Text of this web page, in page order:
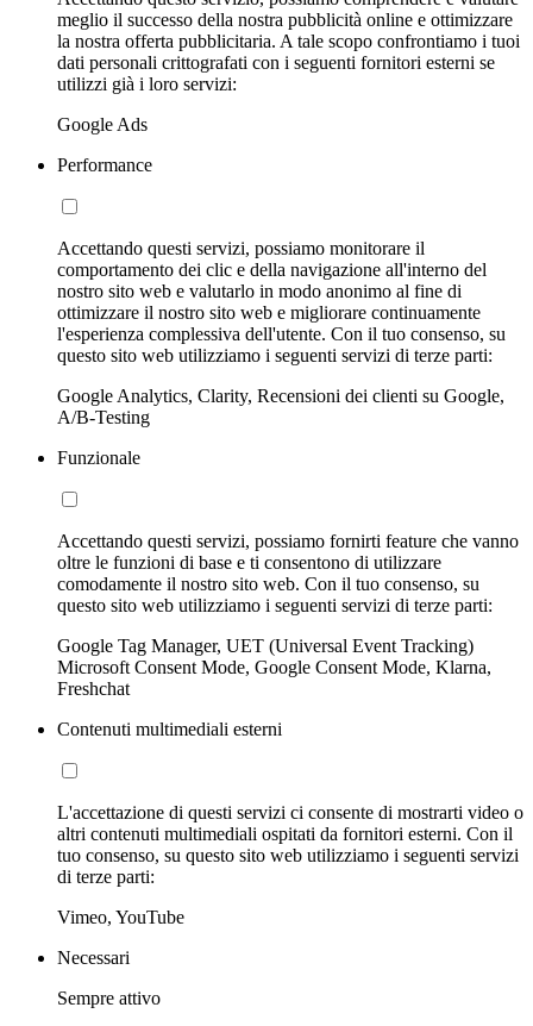
meglio il successo della nostra pubblicità online e ottimizzare
la nostra offerta pubblicitaria. A tale scopo confrontiamo i tuoi
dati personali crittografati con i seguenti fornitori esterni se
utilizzi già i loro servizi:
Google Ads
Performance
Accettando questi servizi, possiamo monitorare il
comportamento dei clic e della navigazione all'interno del
nostro sito web e valutarlo in modo anonimo al fine di
ottimizzare il nostro sito web e migliorare continuamente
l'esperienza complessiva dell'utente. Con il tuo consenso, su
questo sito web utilizziamo i seguenti servizi di terze parti:
Google Analytics, Clarity, Recensioni dei clienti su Google,
A/B-Testing
Funzionale
Accettando questi servizi, possiamo fornirti feature che vanno
oltre le funzioni di base e ti consentono di utilizzare
comodamente il nostro sito web. Con il tuo consenso, su
questo sito web utilizziamo i seguenti servizi di terze parti:
Google Tag Manager, UET (Universal Event Tracking)
Microsoft Consent Mode, Google Consent Mode, Klarna,
Freshchat
Contenuti multimediali esterni
L'accettazione di questi servizi ci consente di mostrarti video o
altri contenuti multimediali ospitati da fornitori esterni. Con il
tuo consenso, su questo sito web utilizziamo i seguenti servizi
di terze parti:
Vimeo, YouTube
Necessari
Sempre attivo